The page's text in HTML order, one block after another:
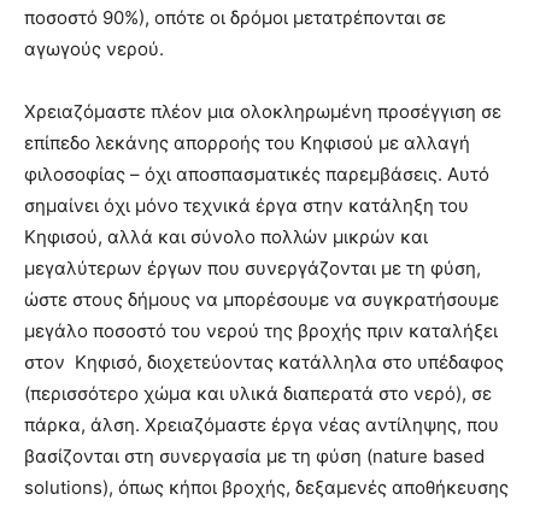
ποσοστό 90%), οπότε οι δρόμοι μετατρέπονται σε
αγωγούς νερού.
Χρειαζόμαστε πλέον μια ολοκληρωμένη προσέγγιση σε
επίπεδο λεκάνης απορροής του Κηφισού με αλλαγή
φιλοσοφίας – όχι αποσπασματικές παρεμβάσεις. Αυτό
σημαίνει όχι μόνο τεχνικά έργα στην κατάληξη του
Κηφισού, αλλά και σύνολο πολλών μικρών και
μεγαλύτερων έργων που συνεργάζονται με τη φύση,
ώστε στους δήμους να μπορέσουμε να συγκρατήσουμε
μεγάλο ποσοστό του νερού της βροχής πριν καταλήξει
στον Κηφισό, διοχετεύοντας κατάλληλα στο υπέδαφος
(περισσότερο χώμα και υλικά διαπερατά στο νερό), σε
πάρκα, άλση. Χρειαζόμαστε έργα νέας αντίληψης, που
βασίζονται στη συνεργασία με τη φύση (nature based
solutions), όπως κήποι βροχής, δεξαμενές αποθήκευσης